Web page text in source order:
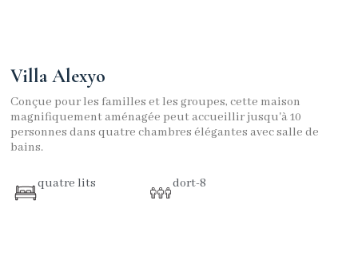
Villa Alexyo
Conçue pour les familles et les groupes, cette maison
magnifiquement aménagée peut accueillir jusqu'à 10
personnes dans quatre chambres élégantes avec salle de
bains.
quatre lits dort-8